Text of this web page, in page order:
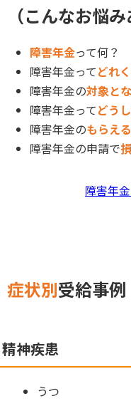
（こんなお悩
障害年金って何？
障害年金ってどれ
障害年金の対象と
障害年金ってどう
障害年金のもらえ
障害年金の申請で
障害年
症状別受給事例
精神疾患
うつ